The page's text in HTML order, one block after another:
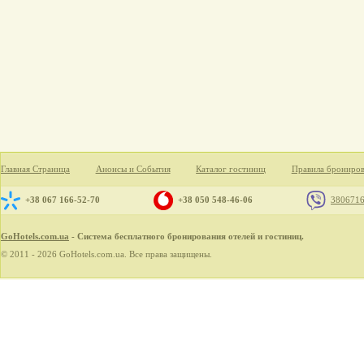
Главная Страница Анонсы и События Каталог гостиниц Правила
+38 067 166-52-70 +38 050 548-46-06
GoHotels.com.ua - Система бесплатного бронирования отелей и гостиниц.
© 2011 - 2026 GoHotels.com.ua. Все права защищены.